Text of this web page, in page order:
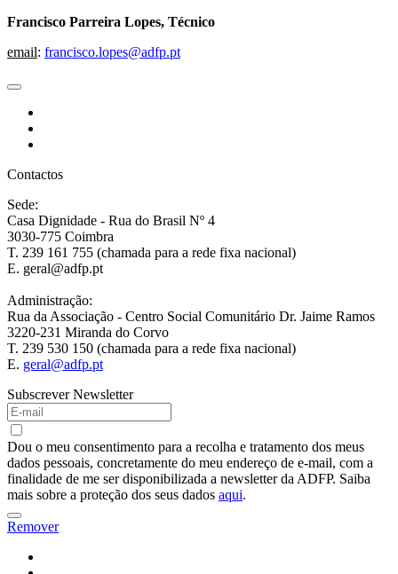
Francisco Parreira Lopes, Técnico
email: francisco.lopes@adfp.pt
Contactos
Sede:
Casa Dignidade - Rua do Brasil Nº 4
3030-775 Coimbra
T. 239 161 755 (chamada para a rede fixa nacional)
E. geral@adfp.pt
Administração:
Rua da Associação - Centro Social Comunitário Dr. Jaime Ramos
3220-231 Miranda do Corvo
T. 239 530 150 (chamada para a rede fixa nacional)
E. geral@adfp.pt
Subscrever Newsletter
Dou o meu consentimento para a recolha e tratamento dos meus
dados pessoais, concretamente do meu endereço de e-mail, com a
finalidade de me ser disponibilizada a newsletter da ADFP. Saiba
mais sobre a proteção dos seus dados aqui.
Remover